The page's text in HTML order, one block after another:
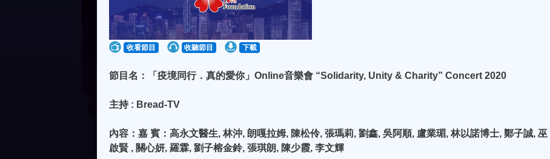
收看節目 收聽節目 下載
節目名：「疫境同行．真的愛你」Online音樂會 “Solidarity, Unity & Charity” Concert 2020
主持 : Bread-TV
內容：嘉 賓：高永文醫生, 林沖, 朗嘎拉姆, 陳松伶, 張瑪莉, 劉鑫, 吳阿順, 盧業瑂, 林以諾博士, 鄭子誠, 巫
啟賢 , 關心妍, 羅霖, 劉子榕金鈴, 張琪朗, 陳少霞, 李文輝